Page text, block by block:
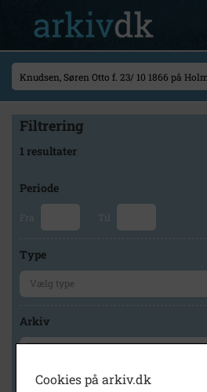
Filtrering
1 resultater
Periode
Fra Til
Type
Arkiv
Cookies på arkiv.dk